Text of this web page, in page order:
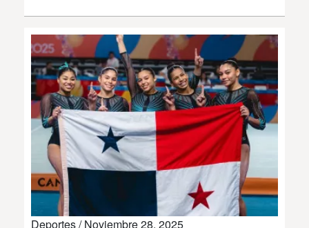
INSÓLITAS
MULTIMEDIA
IMPRESO
Deportes /Noviembre 28, 2025